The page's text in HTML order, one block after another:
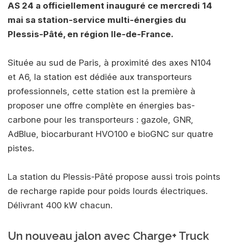
AS 24 a officiellement inauguré ce mercredi 14
mai sa station-service multi-énergies du
Plessis-Pâté, en région Ile-de-France.
Située au sud de Paris, à proximité des axes N104
et A6, la station est dédiée aux transporteurs
professionnels, cette station est la première à
proposer une offre complète en énergies bas-
carbone pour les transporteurs : gazole, GNR,
AdBlue, biocarburant HVO100 e bioGNC sur quatre
pistes.
La station du Plessis-Pâté propose aussi trois points
de recharge rapide pour poids lourds électriques.
Délivrant 400 kW chacun.
Un nouveau jalon avec Charge+ Truck